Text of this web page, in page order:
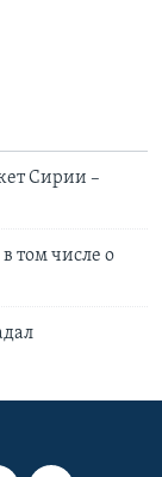
Сирии –
том числе о